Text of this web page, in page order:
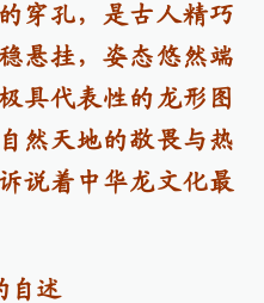
穿孔，是古人精巧
悬挂，姿态悠然端
具代表性的龙形图
然天地的敬畏与热
说着中华龙文化最
自述